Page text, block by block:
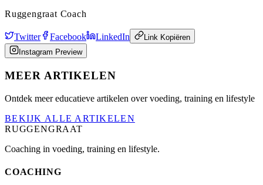
Ruggengraat Coach
Twitter Facebook LinkedIn
Link Kopiëren
Instagram Preview
MEER ARTIKELEN
Ontdek meer educatieve artikelen over voeding, training en lifestyle
BEKIJK ALLE ARTIKELEN
RUGGENGRAAT
Coaching in voeding, training en lifestyle.
COACHING